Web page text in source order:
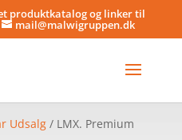
et produktkatalog og linker til
mail@malwigruppen.dk
Udsalg/ LMX. Premium